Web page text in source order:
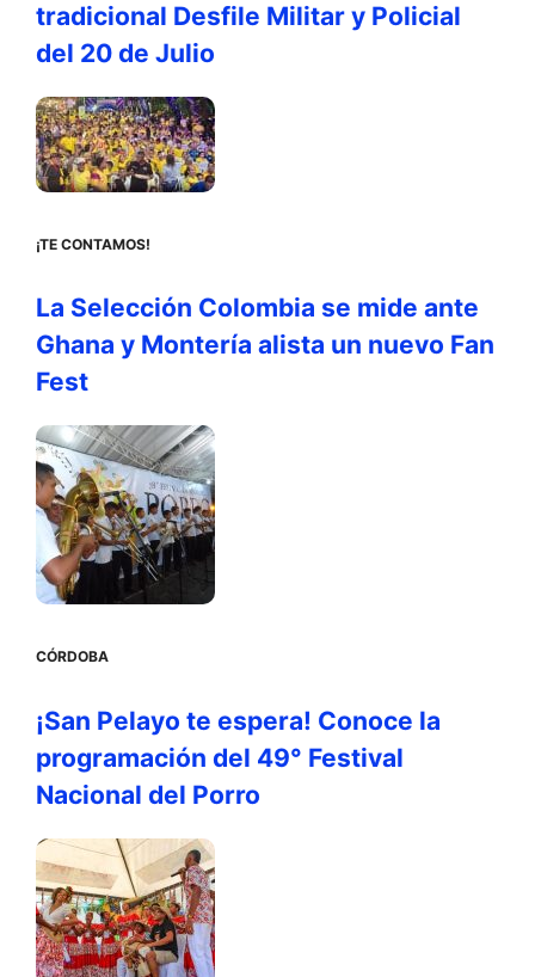
tradicional Desfile Militar y Policial
del 20 de Julio
¡TE CONTAMOS!
La Selección Colombia se mide ante
Ghana y Montería alista un nuevo Fan
Fest
CÓRDOBA
¡San Pelayo te espera! Conoce la
programación del 49° Festival
Nacional del Porro